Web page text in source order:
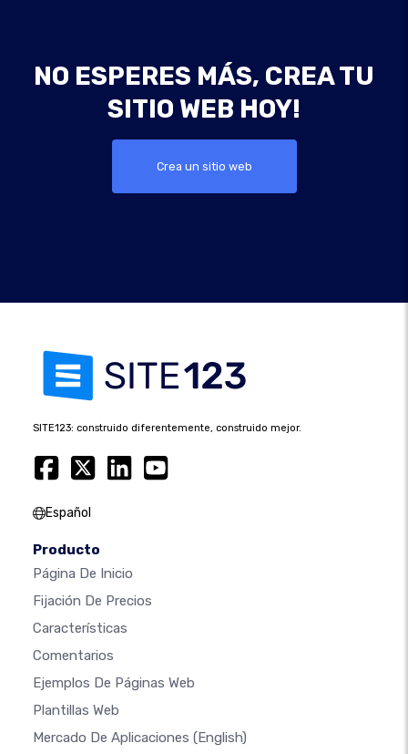
NO ESPERES MÁS, CREA TU
SITIO WEB HOY!
Crea un sitio web
SITE123: construido diferentemente, construido mejor.
Español
Producto
Página De Inicio
Fijación De Precios
Características
Comentarios
Ejemplos De Páginas Web
Plantillas Web
Mercado De Aplicaciones (English)